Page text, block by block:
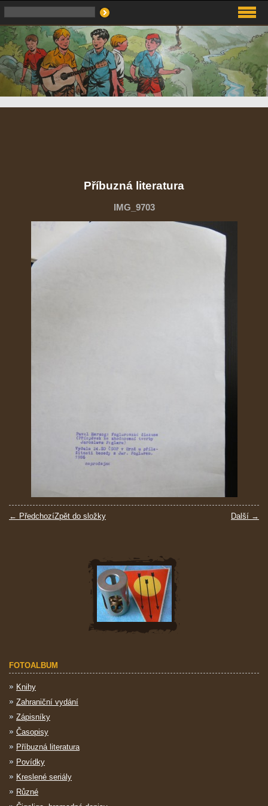
Příbuzná literatura
IMG_9703
← Předchozí Další →
Zpět do složky
FOTOALBUM
Knihy
Zahraniční vydání
Zápisníky
Časopisy
Příbuzná literatura
Povídky
Kreslené seriály
Různé